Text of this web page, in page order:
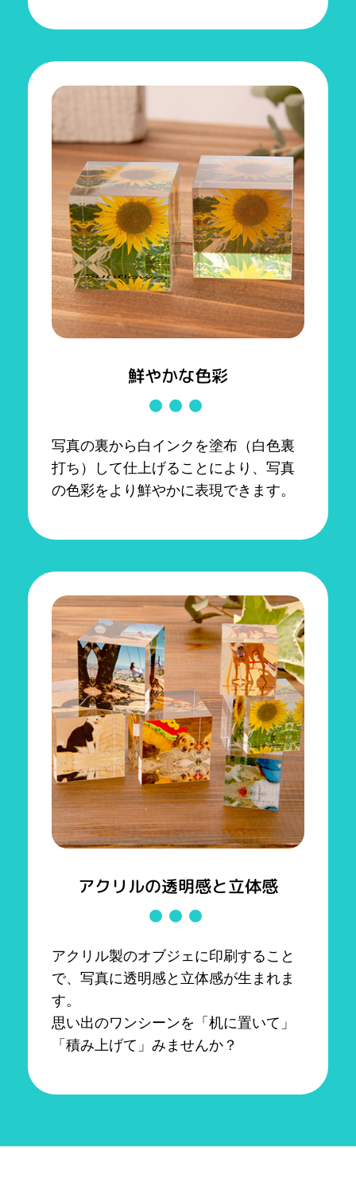
鮮やかな色彩
写真の裏から白インクを塗布（白色裏
打ち）して仕上げることにより、写真
の色彩をより鮮やかに表現できます。
アクリルの透明感と立体感
アクリル製のオブジェに印刷すること
で、写真に透明感と立体感が生まれま
す。
思い出のワンシーンを「机に置いて」
「積み上げて」みませんか？